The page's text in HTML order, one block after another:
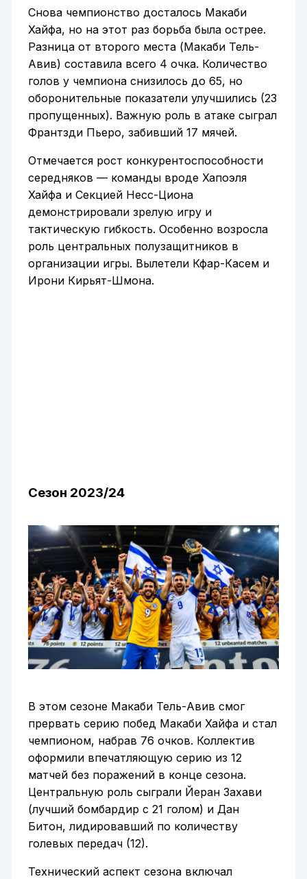
Снова чемпионство досталось Макаби
Хайфа, но на этот раз борьба была острее.
Разница от второго места (Макаби Тель-
Авив) составила всего 4 очка. Количество
голов у чемпиона снизилось до 65, но
оборонительные показатели улучшились (23
пропущенных). Важную роль в атаке сыграл
Франтзди Пьеро, забивший 17 мячей.
Отмечается рост конкурентоспособности
середняков — команды вроде Хапоэля
Хайфа и Секцией Несс-Циона
демонстрировали зрелую игру и
тактическую гибкость. Особенно возросла
роль центральных полузащитников в
организации игры. Вылетели Кфар-Касем и
Ирони Кирьят-Шмона.
Сезон 2023/24
В этом сезоне Макаби Тель-Авив смог
прервать серию побед Макаби Хайфа и стал
чемпионом, набрав 76 очков. Коллектив
оформили впечатляющую серию из 12
матчей без поражений в конце сезона.
Центральную роль сыграли Йеран Захави
(лучший бомбардир с 21 голом) и Дан
Битон, лидировавший по количеству
голевых передач (12).
Технический аспект сезона включал